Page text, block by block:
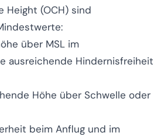
Height (OCH) sind
über MSL im
ausreichende Hindernisfreiheit
Höhe über Schwelle oder
beim Anflug und im